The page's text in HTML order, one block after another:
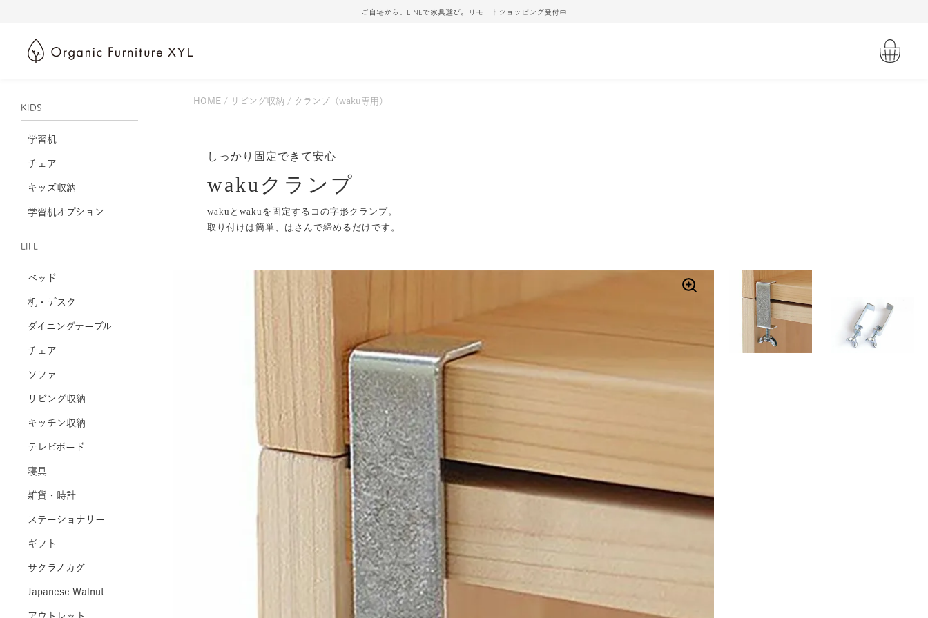
ご自宅から、LINEで家具選び。リモートショッピング受付中
KIDS
学習机
チェア
キッズ収納
学習机オプション
LIFE
ベッド
机・デスク
ダイニングテーブル
チェア
ソファ
リビング収納
キッチン収納
テレビボード
寝具
雑貨・時計
ステーショナリー
ギフト
サクラノカグ
Japanese Walnut
アウトレット
HOME リビング収納 クランプ（waku専用）
しっかり固定できて安心
wakuクランプ
wakuとwakuを固定するコの字形クランプ。
取り付けは簡単、はさんで締めるだけです。